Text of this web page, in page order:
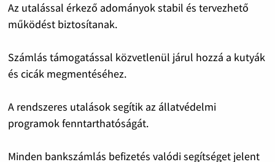
Az utalással érkező adományok stabil és tervezhető
működést biztosítanak.
Számlás támogatással közvetlenül járul hozzá a kutyák
és cicák megmentéséhez.
A rendszeres utalások segítik az állatvédelmi
programok fenntarthatóságát.
Minden bankszámlás befizetés valódi segítséget jelent